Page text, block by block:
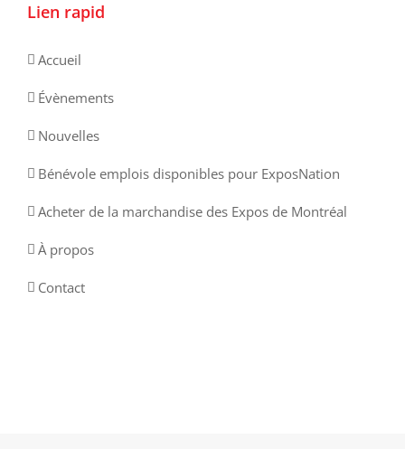
Lien rapid
Accueil
Évènements
Nouvelles
Bénévole emplois disponibles pour ExposNation
Acheter de la marchandise des Expos de Montréal
À propos
Contact